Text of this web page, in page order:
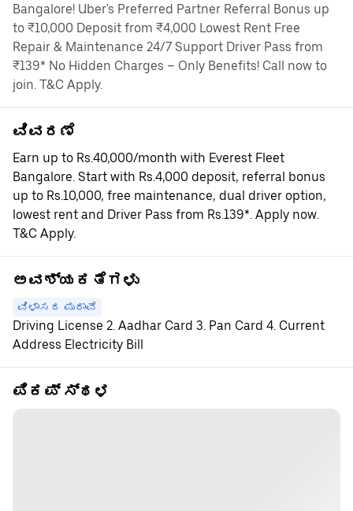
Bangalore! Uber's Preferred Partner Referral Bonus up
to ₹10,000 Deposit from ₹4,000 Lowest Rent Free
Repair & Maintenance 24/7 Support Driver Pass from
₹139* No Hidden Charges – Only Benefits! Call now to
join. T&C Apply.
ವಿವರಣೆ
Earn up to Rs.40,000/month with Everest Fleet
Bangalore. Start with Rs.4,000 deposit, referral bonus
up to Rs.10,000, free maintenance, dual driver option,
lowest rent and Driver Pass from Rs.139*. Apply now.
T&C Apply.
ಅವಶ್ಯಕತೆಗಳು
ವಿಳಾಸದ ಪುರಾವೆ
Driving License 2. Aadhar Card 3. Pan Card 4. Current
Address Electricity Bill
ಪಿಕಪ್ ಸ್ಥಳ